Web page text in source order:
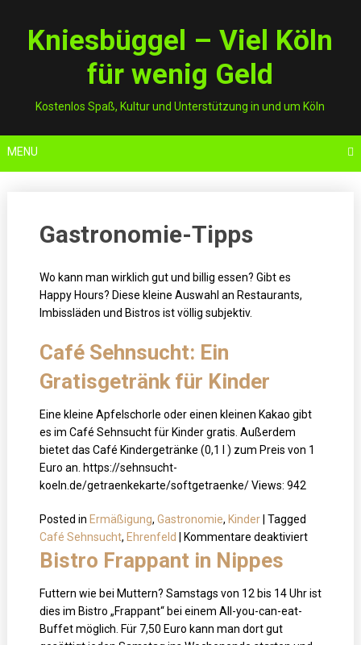
contentKniesbüggel – Viel Köln
für wenig Geld
Kostenlos Spaß, Kultur und Unterstützung in und um Köln
MENU
Gastronomie-Tipps
Wo kann man wirklich gut und billig essen? Gibt es
Happy Hours? Diese kleine Auswahl an Restaurants,
Imbissläden und Bistros ist völlig subjektiv.
Café Sehnsucht: Ein
Gratisgetränk für Kinder
Eine kleine Apfelschorle oder einen kleinen Kakao gibt
es im Café Sehnsucht für Kinder gratis. Außerdem
bietet das Café Kindergetränke (0,1 l ) zum Preis von 1
Euro an. https://sehnsucht-
koeln.de/getraenkekarte/softgetraenke/ Views: 942
Posted in Ermäßigung, Gastronomie, Kinder Tagged
Café Sehnsucht, Ehrenfeld Kommentare deaktiviertfür
Ein
Bistro Frappant in Nippes
Futtern wie bei Muttern? Samstags von 12 bis 14 Uhr ist
dies im Bistro „Frappant“ bei einem All-you-can-eat-
Buffet möglich. Für 7,50 Euro kann man dort gut